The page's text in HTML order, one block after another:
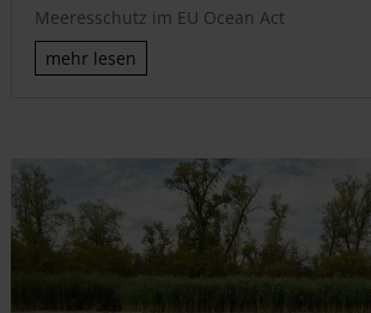
Meeresschutz im EU Ocean Act
mehr lesen